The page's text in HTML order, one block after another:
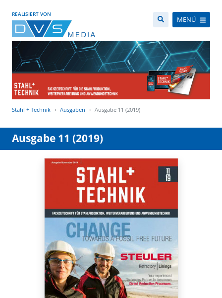
REALISIERT VON
MENÜ
Stahl + Technik Ausgaben Ausgabe 11 (2019)
Ausgabe 11 (2019)